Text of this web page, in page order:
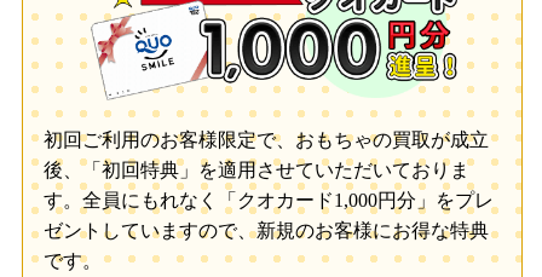
初回ご利用のお客様限定で、おもちゃの買取が成立
後、「初回特典」を適用させていただいておりま
す。全員にもれなく「クオカード1,000円分」をプレ
ゼントしていますので、新規のお客様にお得な特典
です。